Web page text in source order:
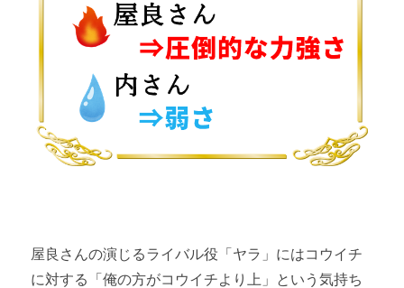
屋良さんの演じるライバル役「ヤラ」にはコウイチ
に対する「俺の方がコウイチより上」という気持ち